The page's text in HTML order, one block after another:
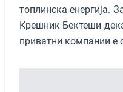
топлинска енергија.
Крешник Бектеши
приватни компании е